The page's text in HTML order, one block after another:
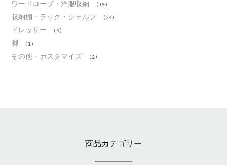
ワードローブ・洋服収納 (19)
収納棚・ラック・シェルフ (24)
ドレッサー (4)
脚 (1)
その他・カスタマイズ (2)
商品カテゴリー